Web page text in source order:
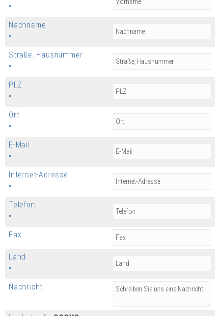
*
Nachname
*
Straße, Hausnummer
*
PLZ
*
Ort
*
E-Mail
*
Internet-Adresse
*
Telefon
*
Fax
Land
*
Nachricht